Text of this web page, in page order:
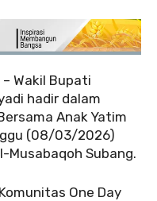
– Wakil Bupati
hadir dalam
Anak Yatim
(08/03/2026)
Musabaqoh Subang.
One Day